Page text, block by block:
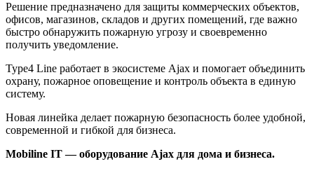
Решение предназначено для защиты коммерческих объектов,
офисов, магазинов, складов и других помещений, где важно
быстро обнаружить пожарную угрозу и своевременно
получить уведомление.
Type4 Line работает в экосистеме Ajax и помогает объединить
охрану, пожарное оповещение и контроль объекта в единую
систему.
Новая линейка делает пожарную безопасность более удобной,
современной и гибкой для бизнеса.
Mobiline IT — оборудование Ajax для дома и бизнеса.